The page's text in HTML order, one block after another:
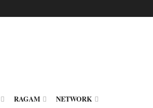
RAGAM NETWORK